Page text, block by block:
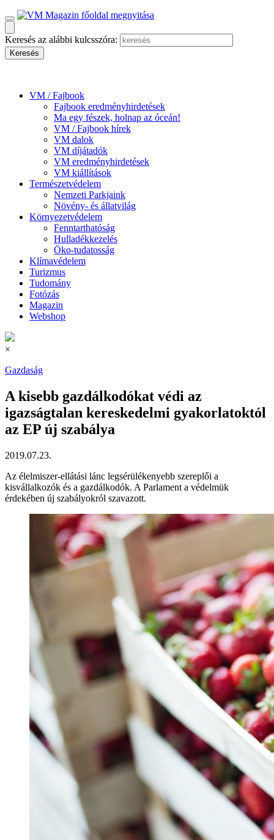
Keresés az alábbi kulcsszóra:
VM / Fajbook
Fajbook eredményhirdetések
Ma egy fészek, holnap az óceán!
VM / Fajbook hírek
VM dalok
VM díjátadók
VM eredményhirdetések
VM kiállítások
Természetvédelem
Nemzeti Parkjaink
Növény- és állatvilág
Környezetvédelem
Fenntarthatóság
Hulladékkezelés
Öko-tudatosság
Klímavédelem
Turizmus
Tudomány
Fotózás
Magazin
Webshop
×
Gazdaság
A kisebb gazdálkodókat védi az
igazságtalan kereskedelmi gyakorlatoktól
az EP új szabálya
2019.07.23.
Az élelmiszer-ellátási lánc legsérülékenyebb szereplői a
kisvállalkozók és a gazdálkodók. A Parlament a védelmük
érdekében új szabályokról szavazott.